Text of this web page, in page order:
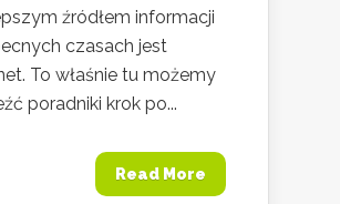
źródłem informacji
czasach jest
To właśnie tu możemy
poradniki krok po...
Read More